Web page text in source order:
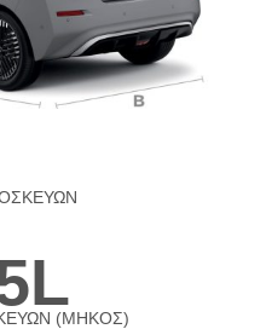
(ΜΗΚΟΣ)